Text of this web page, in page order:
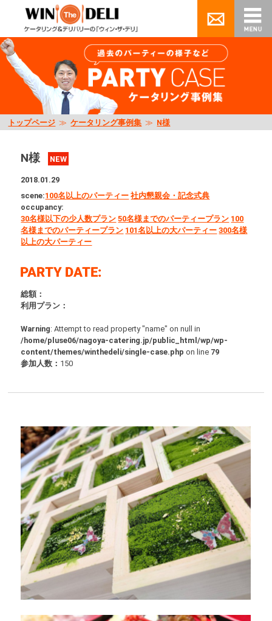
トップページ ≫ケータリング事例集 ≫ N様
N様 NEW
2018.01.29
scene:100名以上のパーティー 社内懇親会・記念式典
occupancy:
30名様以下の少人数プラン 50名様までのパーティープラン 100
名様までのパーティープラン 101名以上の大パーティー 300名様
以上の大パーティー
総額：
利用プラン：
Warning: Attempt to read property "name" on null in
/home/pluse06/nagoya-catering.jp/public_html/wp/wp-
content/themes/winthedeli/single-case.php on line 79
参加人数： 150